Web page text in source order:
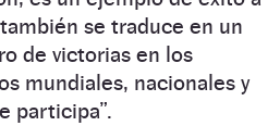
se traduce en un
de victorias en los
mundiales, nacionales y
participa”.